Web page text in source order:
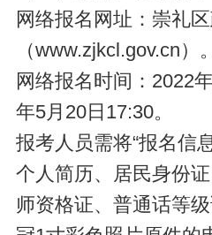
网络报名网址：崇礼
（www.zjkcl.gov.cn）。
网络报名时间：2022
年5月20日17:30。
报考人员需将“报名信
个人简历、居民身份
师资格证、普通话等